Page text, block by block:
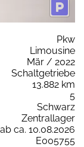
Pkw
Limousine
Mär / 2022
Schaltgetriebe
13.882 km
5
Schwarz
Zentrallager
ab ca. 10.08.2026
E005755